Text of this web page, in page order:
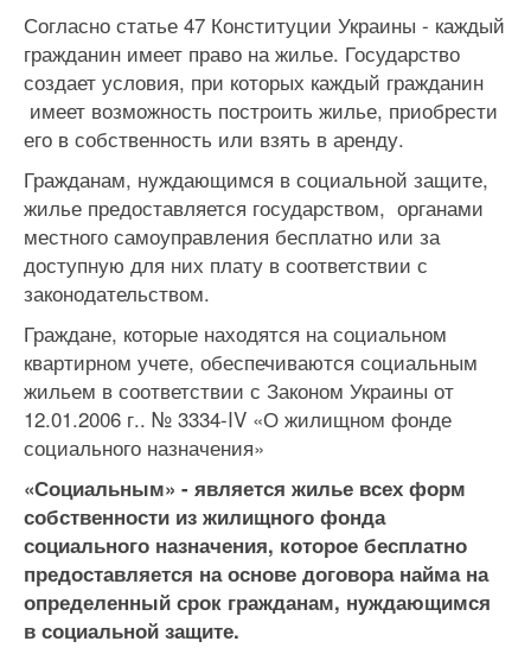
Согласно статье 47 Конституции Украины - каждый
гражданин имеет право на жилье. Государство
создает условия, при которых каждый гражданин
имеет возможность построить жилье, приобрести
его в собственность или взять в аренду.
Гражданам, нуждающимся в социальной защите,
жилье предоставляется государством, органами
местного самоуправления бесплатно или за
доступную для них плату в соответствии с
законодательством.
Граждане, которые находятся на социальном
квартирном учете, обеспечиваются социальным
жильем в соответствии с Законом Украины от
12.01.2006 г.. № 3334-IV «О жилищном фонде
социального назначения»
«Социальным» - является жилье всех форм
собственности из жилищного фонда
социального назначения, которое бесплатно
предоставляется на основе договора найма на
определенный срок гражданам, нуждающимся
в социальной защите.